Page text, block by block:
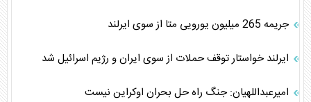
جریمه 265 میلیون یورویی متا از سوی ایرلند
ایرلند خواستار توقف حملات از سوی ایران و رژیم اسرائیل شد
امیرعبداللهیان: جنگ راه حل بحران اوکراین نیست